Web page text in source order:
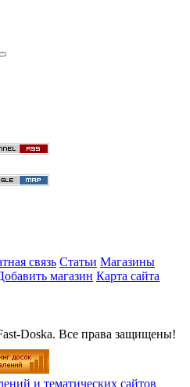
связь Статьи Магазины
магазин Карта сайта
Doska. Все права защищены!